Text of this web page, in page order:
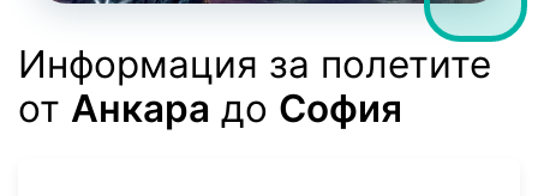
Информация за полетите
от Анкара до София